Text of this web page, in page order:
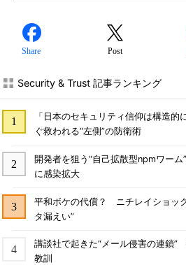
Share Post
Security & Trust 記事ランキング
「日本のセキュリティ信仰は構造
ぐ救われる“左側”の防衛術
開発者を狙う“自己拡散型npmワー
に感染拡大
平和ボケの代償？ ニチレイショッ
タ漏えい”
講談社で起きた“メール侵害の連鎖
教訓